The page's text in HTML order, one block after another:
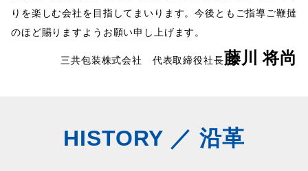
りを楽しむ会社を目指してまいります。今後ともご指導ご鞭撻
のほど賜りますようお願い申し上げます。
三共包装株式会社 代表取締役社長藤川 将尚
HISTORY ／ 沿革